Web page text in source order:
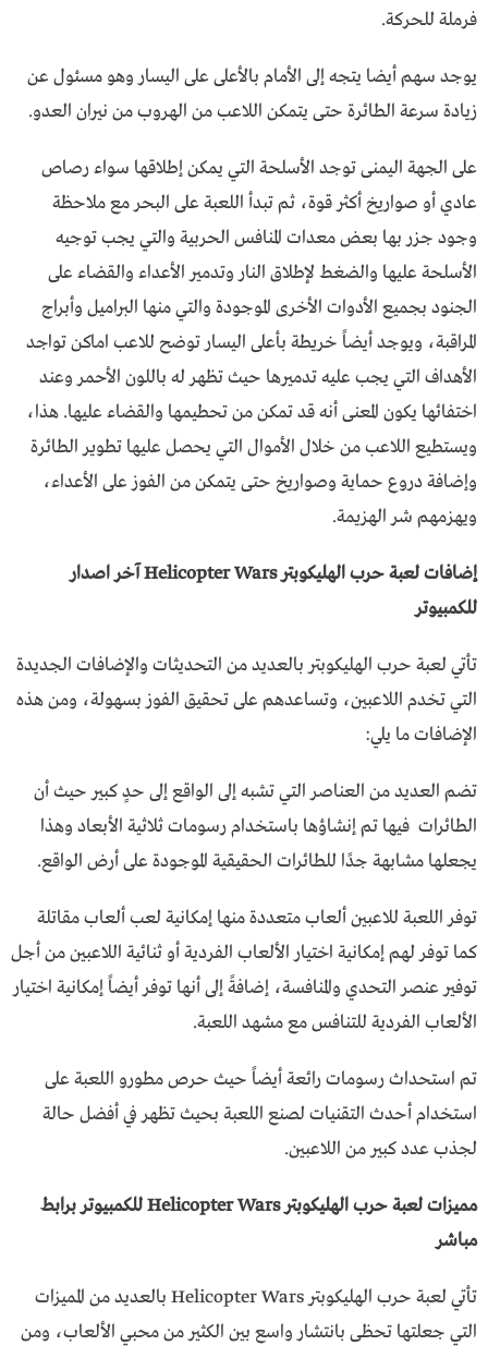
فرملة للحركة.
يوجد سهم أيضا يتجه إلى الأمام بالأعلى على اليسار وهو مسئول عن
زيادة سرعة الطائرة حتى يتمكن اللاعب من الهروب من نيران العدو.
على الجهة اليمنى توجد الأسلحة التي يمكن إطلاقها سواء رصاص
عادي أو صواريخ أكثر قوة، ثم تبدأ اللعبة على البحر مع ملاحظة
وجود جزر بها بعض معدات المنافس الحربية والتي يجب توجيه
الأسلحة عليها والضغط لإطلاق النار وتدمير الأعداء والقضاء على
الجنود بجميع الأدوات الأخرى الموجودة والتي منها البراميل وأبراج
المراقبة، ويوجد أيضاً خريطة بأعلى اليسار توضح للاعب اماكن تواجد
الأهداف التي يجب عليه تدميرها حيث تظهر له باللون الأحمر وعند
اختفائها يكون المعنى أنه قد تمكن من تحطيمها والقضاء عليها. هذا،
ويستطيع اللاعب من خلال الأموال التي يحصل عليها تطوير الطائرة
وإضافة دروع حماية وصواريخ حتى يتمكن من الفوز على الأعداء،
ويهزمهم شر الهزيمة.
إضافات لعبة حرب الهليكوبتر Helicopter Wars آخر اصدار
للكمبيوتر
تأتي لعبة حرب الهليكوبتر بالعديد من التحديثات والإضافات الجديدة
التي تخدم اللاعبين، وتساعدهم على تحقيق الفوز بسهولة، ومن هذه
الإضافات ما يلي:
تضم العديد من العناصر التي تشبه إلى الواقع إلى حدٍ كبير حيث أن
الطائرات فيها تم إنشاؤها باستخدام رسومات ثلاثية الأبعاد وهذا
يجعلها مشابهة جدًا للطائرات الحقيقية الموجودة على أرض الواقع.
توفر اللعبة للاعبين ألعاب متعددة منها إمكانية لعب ألعاب مقاتلة
كما توفر لهم إمكانية اختيار الألعاب الفردية أو ثنائية اللاعبين من أجل
توفير عنصر التحدي والمنافسة، إضافةً إلى أنها توفر أيضاً إمكانية اختيار
الألعاب الفردية للتنافس مع مشهد اللعبة.
تم استحداث رسومات رائعة أيضاً حيث حرص مطورو اللعبة على
استخدام أحدث التقنيات لصنع اللعبة بحيث تظهر في أفضل حالة
لجذب عدد كبير من اللاعبين.
مميزات لعبة حرب الهليكوبتر Helicopter Wars للكمبيوتر برابط
مباشر
تأتي لعبة حرب الهليكوبتر Helicopter Wars بالعديد من المميزات
التي جعلتها تحظى بانتشار واسع بين الكثير من محبي الألعاب، ومن